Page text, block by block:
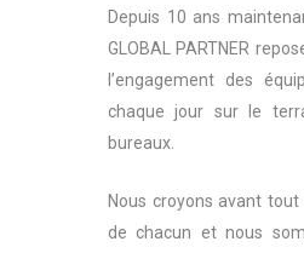
Depuis 10 ans
GLOBAL PARTNER
l’engagement des
chaque jour sur le
bureaux.
Nous croyons avant
de chacun et nous